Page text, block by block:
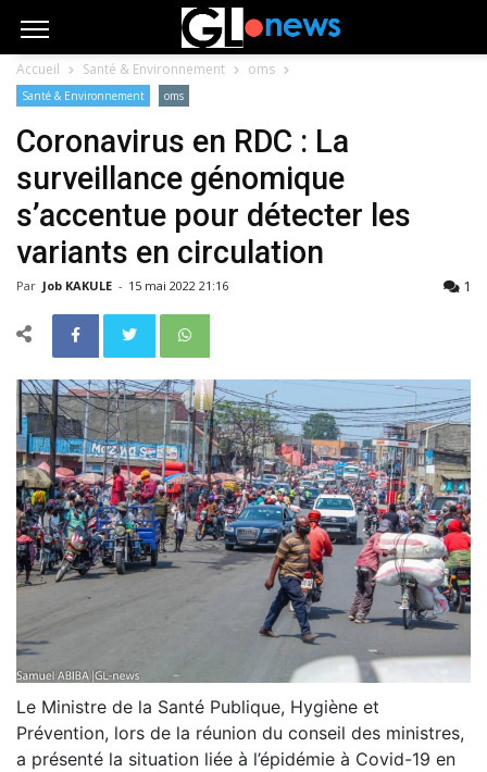
Accueil Santé & Environnement oms
Santé & Environnement oms
Coronavirus en RDC : La
surveillance génomique
s’accentue pour détecter les
variants en circulation
Par Job KAKULE - 15 mai 2022 21:16 1
Le Ministre de la Santé Publique, Hygiène et
Prévention, lors de la réunion du conseil des ministres,
a présenté la situation liée à l’épidémie à Covid-19 en